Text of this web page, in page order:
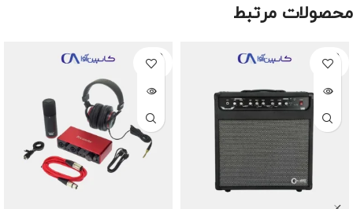
محصولات مرتبط
SOLD
OUT
SOLD
OUT